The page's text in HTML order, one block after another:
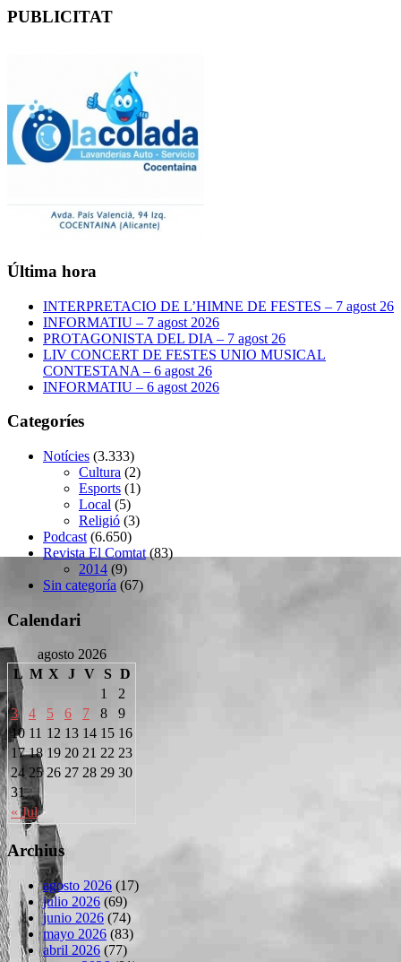
PUBLICITAT
Última hora
INTERPRETACIO DE L’HIMNE DE FESTES – 7 agost 26
INFORMATIU – 7 agost 2026
PROTAGONISTA DEL DIA – 7 agost 26
LIV CONCERT DE FESTES UNIO MUSICAL
CONTESTANA – 6 agost 26
INFORMATIU – 6 agost 2026
Categoríes
Notícies (3.333)
Cultura (2)
Esports (1)
Local (5)
Religió (3)
Podcast (6.650)
Revista El Comtat (83)
2014 (9)
Sin categoría (67)
Calendari
agosto 2026
L M X J V S D
« Jul
1
2
3
4 5 6 7 8
9
10 11 12 13 14 15 16
17 18 19 20 21 22 23
24 25 26 27 28 29 30
31
Archius
agosto 2026 (17)
julio 2026 (69)
junio 2026 (74)
mayo 2026 (83)
abril 2026 (77)